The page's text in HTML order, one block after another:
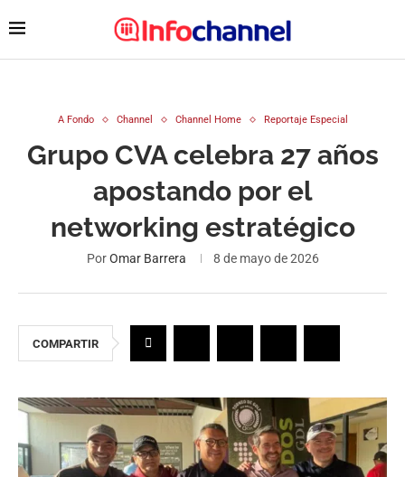
A Fondo Channel Channel Home Reportaje Especial
Grupo CVA celebra 27 años
apostando por el
networking estratégico
PorOmar Barrera 8 de mayo de 2026
COMPARTIR